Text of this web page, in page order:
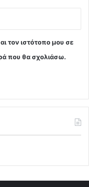
τον ιστότοπο μου σε
που θα σχολιάσω.